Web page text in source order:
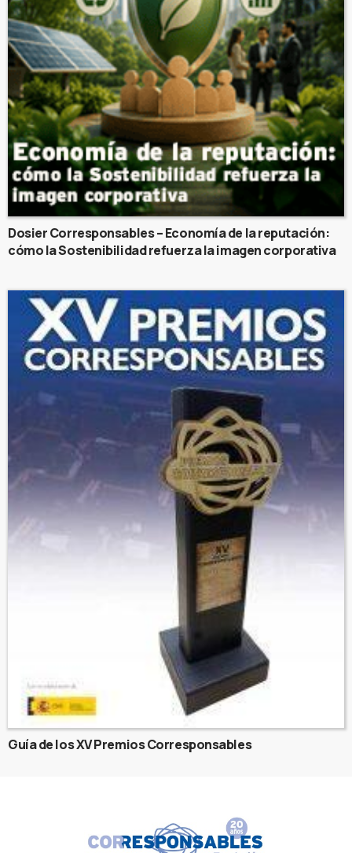
Dosier Corresponsables – Economía de la reputación:
cómo la Sostenibilidad refuerza la imagen corporativa
Guía de los XV Premios Corresponsables